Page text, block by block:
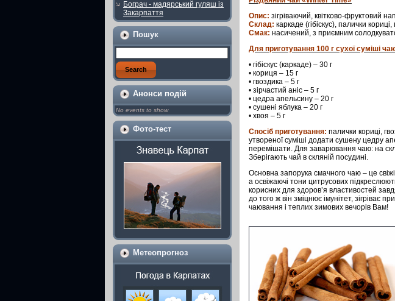
Бограч - мадярський гуляш із
Закарпаття
Пошук
Анонси подій
No events to show
Фото-тест
Метеопрогноз
Опис: зігріваючий, квітково-фруктовий
Склад: каркаде (гібіскус), палички
Смак: насичений, з приємним
Для приготування 100 г сухої суміші
• гібіскус (каркаде) – 30 г
• кориця – 15 г
• гвоздика – 5 г
• зірчастий аніс – 5 г
• цедра апельсину – 20 г
• сушені яблука – 20 г
• хвоя – 5 г
Спосіб приготування: палички кориці,
утвореної суміші додати сушену цедру
перемішати. Для заварювання чаю: на
Зберігають чай в скляній посудині.
Основна запорука смачного чаю – це
а освіжаючі тони цитрусових
корисних для здоров’я властивостей
до того ж він зміцнює імунітет, зігріває
чаювання і теплих зимових вечорів Вам!